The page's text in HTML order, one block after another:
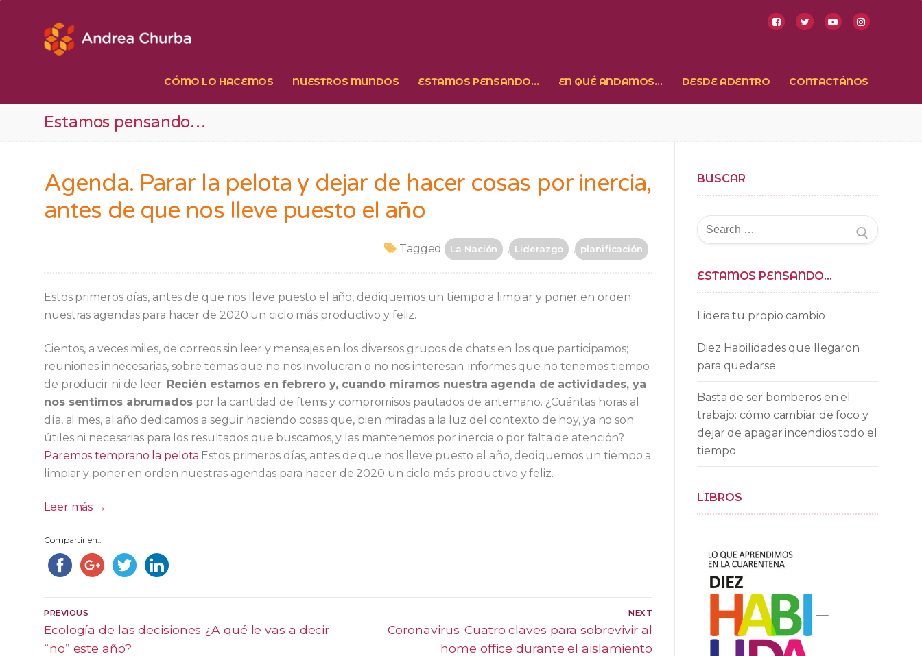
contenido
CÓMO LO HACEMOS NUESTROS MUNDOS ESTAMOS PENSANDO… EN QUÉ ANDAMOS… DESDE ADENTRO CONTACTÁNOS
Estamos pensando…
Agenda. Parar la pelota y dejar de hacer cosas por inercia,
antes de que nos lleve puesto el año
Tagged La Nación , Liderazgo , planificación
Estos primeros días, antes de que nos lleve puesto el año, dediquemos un tiempo a limpiar y poner en orden
nuestras agendas para hacer de 2020 un ciclo más productivo y feliz.
Cientos, a veces miles, de correos sin leer y mensajes en los diversos grupos de chats en los que participamos;
reuniones innecesarias, sobre temas que no nos involucran o no nos interesan; informes que no tenemos tiempo
de producir ni de leer. Recién estamos en febrero y, cuando miramos nuestra agenda de actividades, ya
nos sentimos abrumadospor la cantidad de ítems y compromisos pautados de antemano. ¿Cuántas horas al
día, al mes, al año dedicamos a seguir haciendo cosas que, bien miradas a la luz del contexto de hoy, ya no son
útiles ni necesarias para los resultados que buscamos, y las mantenemos por inercia o por falta de atención?
Paremos temprano la pelota.Estos primeros días, antes de que nos lleve puesto el año, dediquemos un tiempo a
limpiar y poner en orden nuestras agendas para hacer de 2020 un ciclo más productivo y feliz.
Leer más →
Compartir en..
Navegación
de
PREVIOUS
Previous
post:
Ecología de las decisiones ¿A qué le vas a decir
“no” este año?
NEXT
Next
Coronavirus. Cuatro claves para sobrevivir al
home office durante el aislamiento
BUSCAR
Buscar
por:
ESTAMOS PENSANDO…
Lidera tu propio cambio
Diez Habilidades que llegaron
para quedarse
Basta de ser bomberos en el
trabajo: cómo cambiar de foco y
dejar de apagar incendios todo el
tiempo
LIBROS